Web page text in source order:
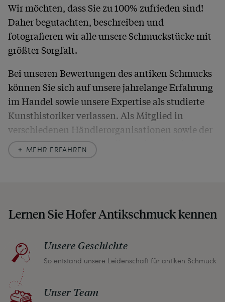
Wir möchten, dass Sie zu 100% zufrieden sind!
Daher begutachten, beschreiben und
fotografieren wir alle unsere Schmuckstücke mit
größter Sorgfalt.
Bei unseren Bewertungen des antiken Schmucks
können Sie sich auf unsere jahrelange Erfahrung
im Handel sowie unsere Expertise als studierte
Kunsthistoriker verlassen. Als Mitglied in
verschiedenen Händlerorganisationen sowie der
Sie, wenn unser Paket zu Ihnen kommt, keine
müssen.
Sollten Sie aus irgendeinem Grund doch einmal
nicht zufrieden sein, nehmen Sie bitte mit uns
Kontakt auf und wir finden umgehend eine
MEHR ERFAHREN
Lernen Sie Hofer Antikschmuck kennen
Unsere Geschichte
So entstand unsere Leidenschaft für antiken Schmuck
Unser Team